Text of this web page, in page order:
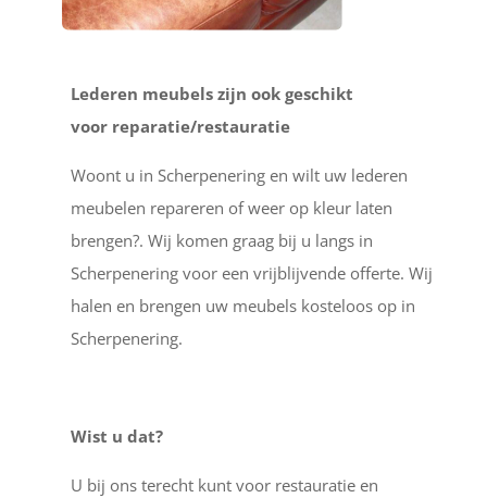
Lederen meubels zijn ook geschikt
voor reparatie/restauratie
Woont u in Scherpenering en wilt uw lederen
meubelen repareren of weer op kleur laten
brengen?. Wij komen graag bij u langs in
Scherpenering voor een vrijblijvende offerte. Wij
halen en brengen uw meubels kosteloos op in
Scherpenering.
Wist u dat?
U bij ons terecht kunt voor restauratie en